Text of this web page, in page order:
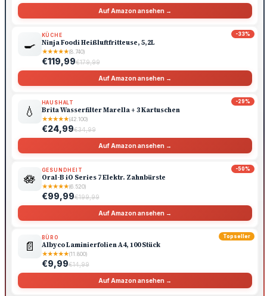
Auf Amazon ansehen →
-33%
🍳
KÜCHE
Ninja Foodi Heißluftfritteuse, 5,2L
★★★★★(8.740)
€119,99€179,99
Auf Amazon ansehen →
-29%
💧
HAUSHALT
Brita Wasserfilter Marella + 3 Kartuschen
★★★★★(42.100)
€24,99€34,99
Auf Amazon ansehen →
-50%
🪷
GESUNDHEIT
Oral-B iO Series 7 Elektr. Zahnbürste
★★★★★(6.520)
€99,99€199,99
Auf Amazon ansehen →
Topseller
📄
BÜRO
Albyco Laminierfolien A4, 100 Stück
★★★★★(11.800)
€9,99€14,99
Auf Amazon ansehen →